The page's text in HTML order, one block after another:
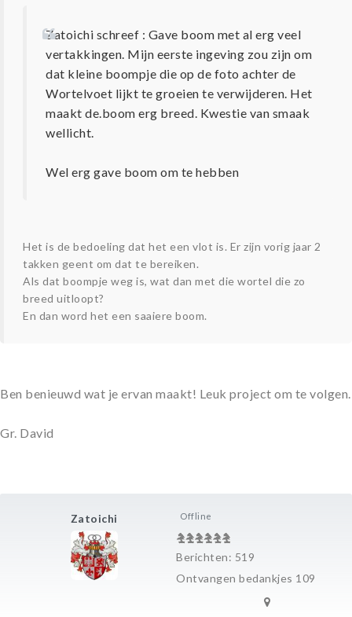
Zatoichi Offline
Berichten: 519
Ontvangen bedankjes 109
Zatoichi schreef : Gave boom met al erg veel
vertakkingen. Mijn eerste ingeving zou zijn om
dat kleine boompje die op de foto achter de
Wortelvoet lijkt te groeien te verwijderen. Het
maakt de.boom erg breed. Kwestie van smaak
wellicht.
Wel erg gave boom om te hebben
Het is de bedoeling dat het een vlot is. Er zijn vorig jaar 2
takken geent om dat te bereiken.
Als dat boompje weg is, wat dan met die wortel die zo
breed uitloopt?
En dan word het een saaiere boom.
Ben benieuwd wat je ervan maakt! Leuk project om te volgen.
Gr. David